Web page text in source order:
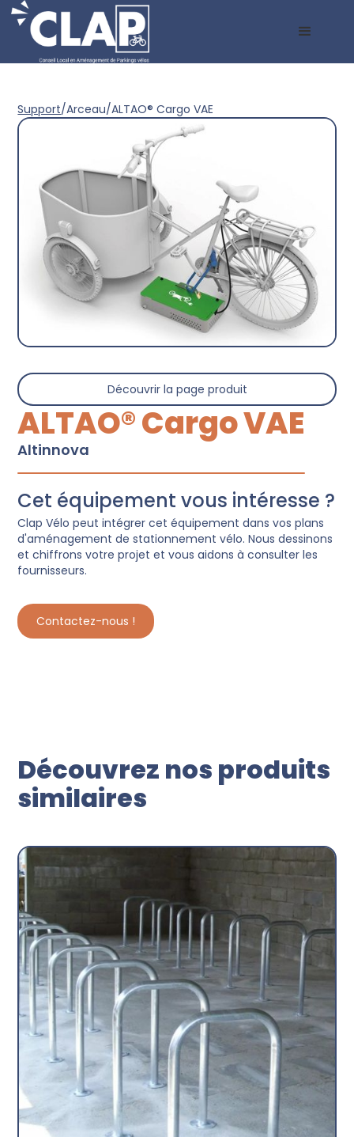
Support/Arceau/ALTAO® Cargo VAE
Découvrir la page produit
ALTAO® Cargo VAE
Altinnova
Cet équipement vous intéresse ?
Clap Vélo peut intégrer cet équipement dans vos plans
d'aménagement de stationnement vélo. Nous dessinons
et chiffrons votre projet et vous aidons à consulter les
fournisseurs.
Contactez-nous !
Découvrez nos produits
similaires